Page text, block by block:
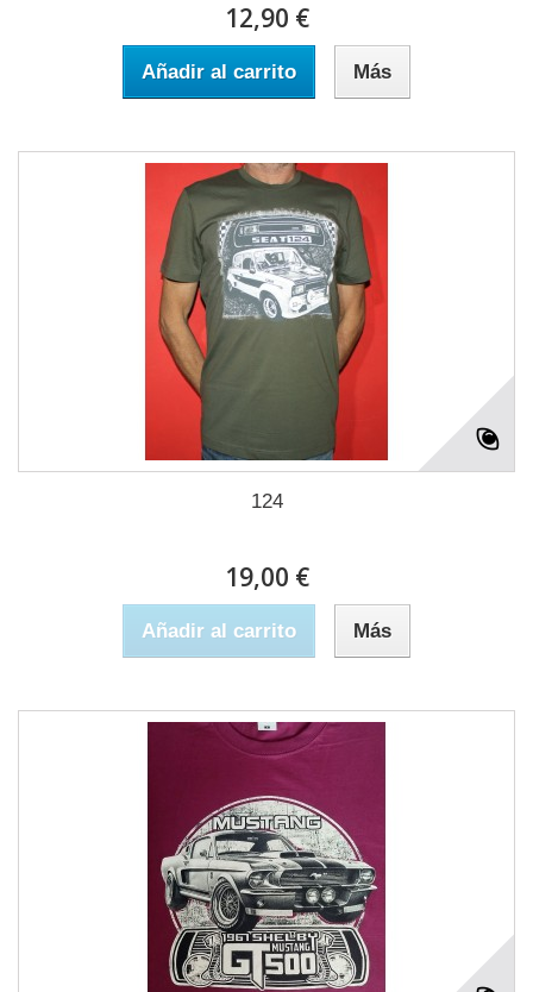
12,90 €
Añadir al carrito Más
124
19,00 €
Añadir al carrito Más